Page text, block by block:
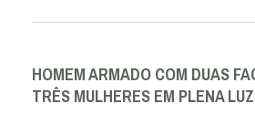
HOMEM ARMADO COM DUAS
TRÊS MULHERES EM PLENA